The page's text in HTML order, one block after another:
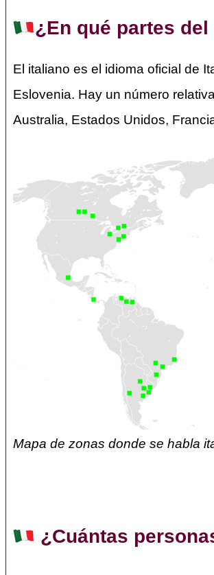
¿En qué partes
El italiano es el idioma oficial de
Eslovenia. Hay un número
Australia, Estados Unidos,
Mapa de zonas donde se habla
¿Cuántas